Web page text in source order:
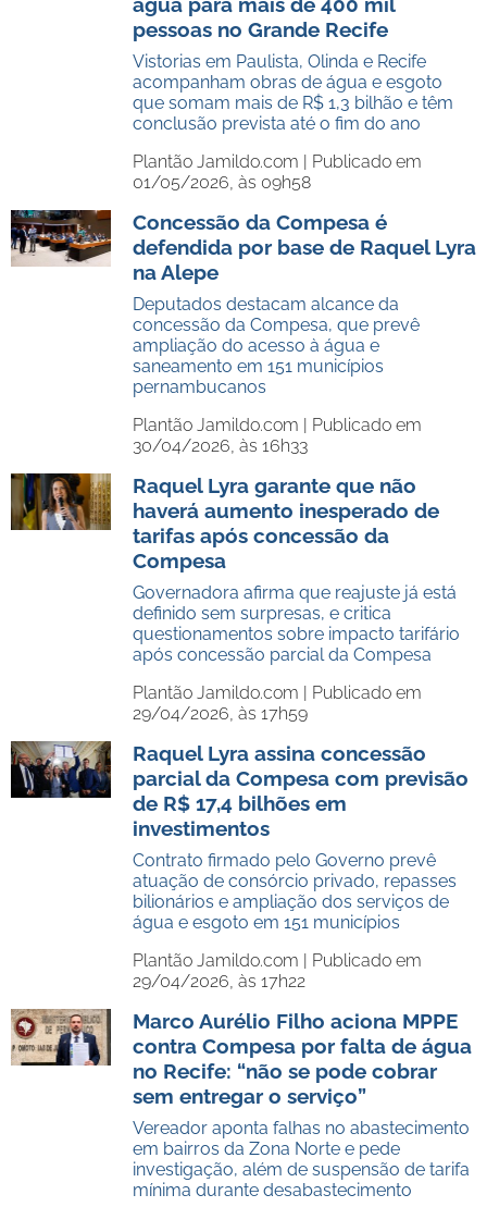
pessoas no Grande Recife
Vistorias em Paulista, Olinda e Recife
acompanham obras de água e esgoto
que somam mais de R$ 1,3 bilhão e têm
conclusão prevista até o fim do ano
Plantão Jamildo.com | Publicado em
01/05/2026, às 09h58
Concessão da Compesa é
defendida por base de Raquel Lyra
na Alepe
Deputados destacam alcance da
concessão da Compesa, que prevê
ampliação do acesso à água e
saneamento em 151 municípios
pernambucanos
Plantão Jamildo.com | Publicado em
30/04/2026, às 16h33
Raquel Lyra garante que não
haverá aumento inesperado de
tarifas após concessão da
Compesa
Governadora afirma que reajuste já está
definido sem surpresas, e critica
questionamentos sobre impacto tarifário
após concessão parcial da Compesa
Plantão Jamildo.com | Publicado em
29/04/2026, às 17h59
Raquel Lyra assina concessão
parcial da Compesa com previsão
de R$ 17,4 bilhões em
investimentos
Contrato firmado pelo Governo prevê
atuação de consórcio privado, repasses
bilionários e ampliação dos serviços de
água e esgoto em 151 municípios
Plantão Jamildo.com | Publicado em
29/04/2026, às 17h22
Marco Aurélio Filho aciona MPPE
contra Compesa por falta de água
no Recife: “não se pode cobrar
sem entregar o serviço”
Vereador aponta falhas no abastecimento
em bairros da Zona Norte e pede
investigação, além de suspensão de tarifa
mínima durante desabastecimento